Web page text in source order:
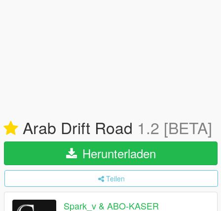
Arab Drift Road 1.2 [BETA]
Herunterladen
Teilen
Spark_v & ABO-KASER